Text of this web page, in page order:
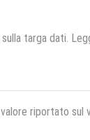
targa dati.
riportato sul